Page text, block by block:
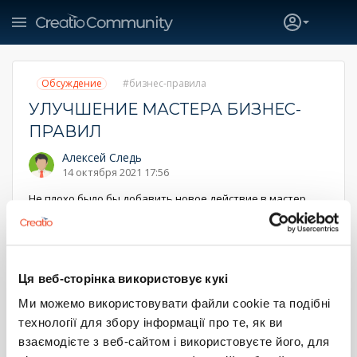
Ця веб-сторінка використовує кукі
Ми можемо використовувати файли cookie та подібні
технології для збору інформації про те, як ви
взаємодієте з веб-сайтом і використовуєте його, для
Обсуждение бизнес-правила
УЛУЧШЕНИЕ МАСТЕРА БИЗНЕС-
ПРАВИЛ
Алексей Следь
14 октября 2021 17:56
Не плохо было бы добавить новое действие в мастер
правил, а именно "Активировать фокус". Вариантов
реализации несколько. Как дополнительная галочка для
действия "Показать элемент на странице", как
Суть, откуда потребность.
Есть страница с множеством вкладок, которые
показываются в зависимости от условий. И когда мы
показываем эти вкладки, то надо делать их активными.
Сейчас это можно реализовать только через код на